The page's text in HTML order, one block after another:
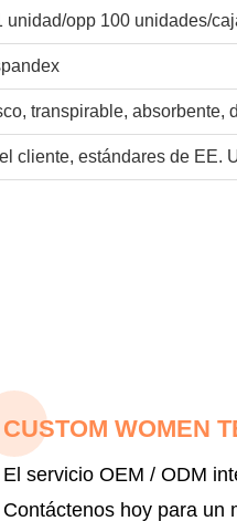
unidad/opp 100 unidades/
transpirable,
cliente, estándares de EE.
CUSTOM WOMEN
El servicio OEM / ODM
Contáctenos hoy para un